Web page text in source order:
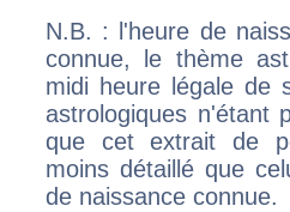
N.B. : l'heure de
connue, le thème
midi heure légale de
astrologiques n'étant
que cet extrait de
moins détaillé que
de naissance connue.